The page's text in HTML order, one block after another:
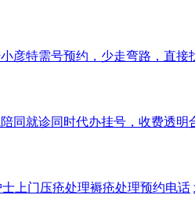
彦特需号预约，少走弯路，直接
同就诊同时代办挂号，收费透明
上门压疮处理褥疮处理预约电话